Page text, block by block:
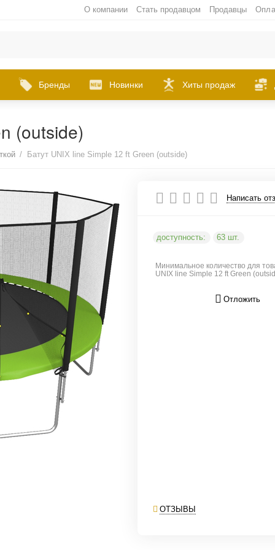
О компании Стать продавцом Продавцы
Бренды Новинки Хиты продаж
(outside)
/ Батут UNIX line Simple 12 ft Green (outside)
Написать
доступность: 63 шт.
Минимальное количество для
UNIX line Simple 12 ft Green
Отложить
ОТЗЫВЫ